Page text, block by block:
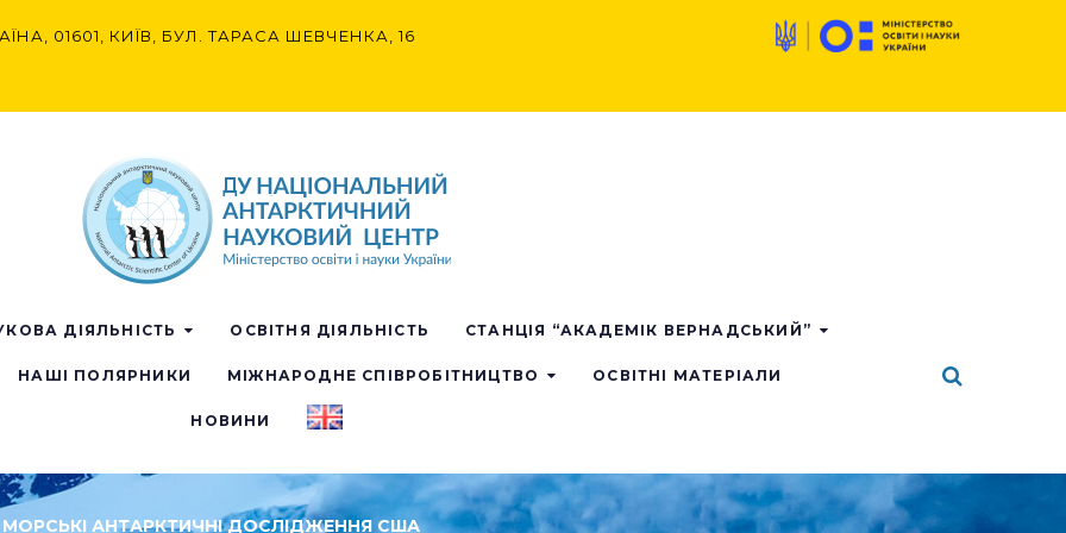
01601, КИЇВ, БУЛ. ТАРАСА ШЕВЧЕНКА, 16
ДІЯЛЬНІСТЬ ОСВІТНЯ ДІЯЛЬНІСТЬ СТАНЦІЯ “АКАДЕМІК ВЕРНАДСЬКИЙ”
НАШІ ПОЛЯРНИКИ МІЖНАРОДНЕ СПІВРОБІТНИЦТВО ОСВІТНІ МАТЕРІАЛИ
НОВИНИ
МОРСЬКІ АНТАРКТИЧНІ ДОСЛІДЖЕННЯ США